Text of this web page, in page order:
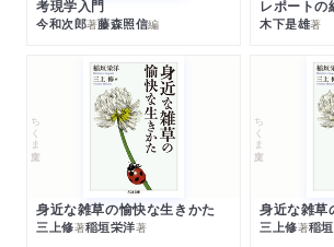
考現学入門
今和次郎著藤森照信編
レポートの
木下是雄著
ちくま文庫
身近な雑草の愉快な生きかた
三上修著稲垣栄洋著
ちくま文庫
身近な雑草
三上修著稲